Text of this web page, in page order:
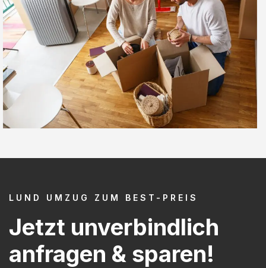
LUND UMZUG ZUM BEST-PREIS
Jetzt unverbindlich
anfragen & sparen!